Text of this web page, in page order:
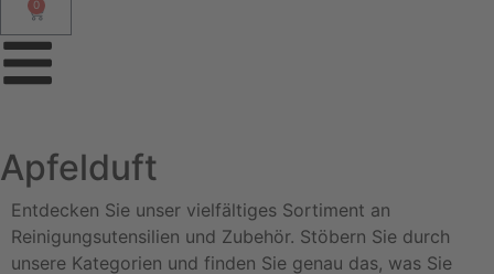
0
Apfelduft
Entdecken Sie unser vielfältiges Sortiment an
Reinigungsutensilien und Zubehör. Stöbern Sie durch
unsere Kategorien und finden Sie genau das, was Sie